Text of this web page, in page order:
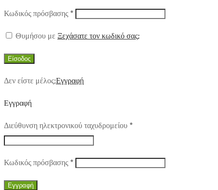
Κωδικός πρόσβασης *Απαιτούμενο
Θυμήσου με Ξεχάσατε τον κωδικό σας;
Είσοδος
Δεν είστε μέλος;Εγγραφή
Εγγραφή
Διεύθυνση ηλεκτρονικού ταχυδρομείου *Απαιτούμενο
Κωδικός πρόσβασης *Απαιτούμενο
Εγγραφή